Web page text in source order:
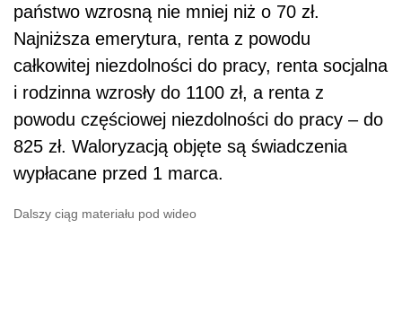
państwo wzrosną nie mniej niż o 70 zł.
Najniższa emerytura, renta z powodu
całkowitej niezdolności do pracy, renta socjalna
i rodzinna wzrosły do 1100 zł, a renta z
powodu częściowej niezdolności do pracy – do
825 zł. Waloryzacją objęte są świadczenia
wypłacane przed 1 marca.
Dalszy ciąg materiału pod wideo